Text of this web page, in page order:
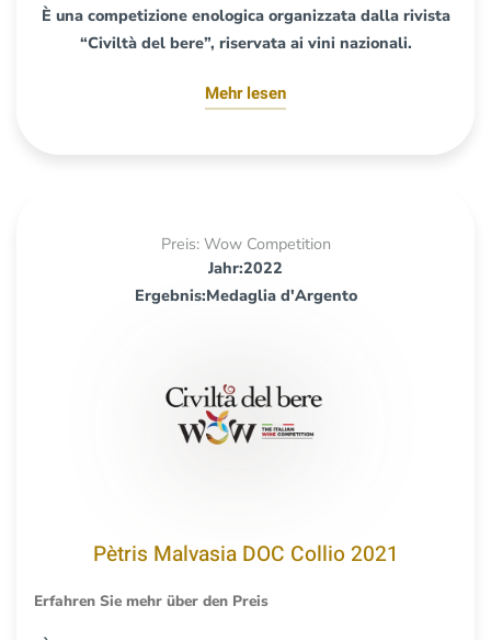
È una competizione enologica organizzata dalla rivista
“Civiltà del bere”, riservata ai vini nazionali.
Mehr lesen
Preis: Wow Competition
Jahr:2022
Ergebnis:Medaglia d'Argento
Pètris Malvasia DOC Collio 2021
Erfahren Sie mehr über den Preis